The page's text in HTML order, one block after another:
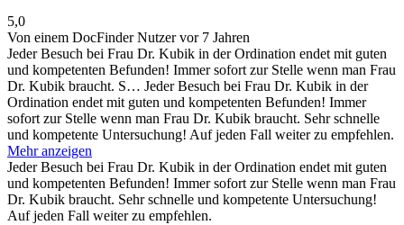
5,0
Von einem DocFinder Nutzervor 7 Jahren
Jeder Besuch bei Frau Dr. Kubik in der Ordination endet mit guten
und kompetenten Befunden! Immer sofort zur Stelle wenn man Frau
Dr. Kubik braucht. S… Jeder Besuch bei Frau Dr. Kubik in der
Ordination endet mit guten und kompetenten Befunden! Immer
sofort zur Stelle wenn man Frau Dr. Kubik braucht. Sehr schnelle
und kompetente Untersuchung! Auf jeden Fall weiter zu empfehlen.
Mehr anzeigen
Jeder Besuch bei Frau Dr. Kubik in der Ordination endet mit guten
und kompetenten Befunden! Immer sofort zur Stelle wenn man Frau
Dr. Kubik braucht. Sehr schnelle und kompetente Untersuchung!
Auf jeden Fall weiter zu empfehlen.